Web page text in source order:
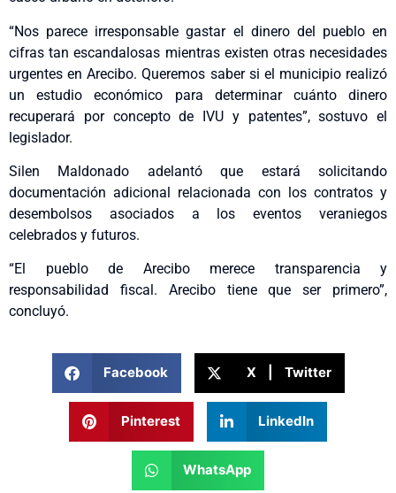
“Nos parece irresponsable gastar el dinero del pueblo en
cifras tan escandalosas mientras existen otras necesidades
urgentes en Arecibo. Queremos saber si el municipio realizó
un estudio económico para determinar cuánto dinero
recuperará por concepto de IVU y patentes”, sostuvo el
legislador.
Silen Maldonado adelantó que estará solicitando
documentación adicional relacionada con los contratos y
desembolsos asociados a los eventos veraniegos
celebrados y futuros.
“El pueblo de Arecibo merece transparencia y
responsabilidad fiscal. Arecibo tiene que ser primero”,
concluyó.
Facebook X | Twitter
Pinterest LinkedIn
WhatsApp